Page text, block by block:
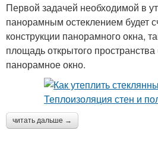
Первой задачей необходимой в
панорамным остеклением будет
конструкции панорамного окна,
площадь открытого пространства
панорамное окно.
читать дальше →